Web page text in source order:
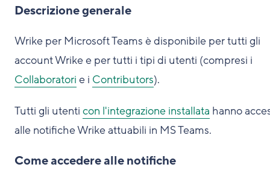
Descrizione generale
Wrike per Microsoft Teams è disponibile per tutti gli
account Wrike e per tutti i tipi di utenti (compresi i
Collaboratori e i Contributors).
Tutti gli utenti con l'integrazione installata hanno
alle notifiche Wrike attuabili in MS Teams.
Come accedere alle notifiche